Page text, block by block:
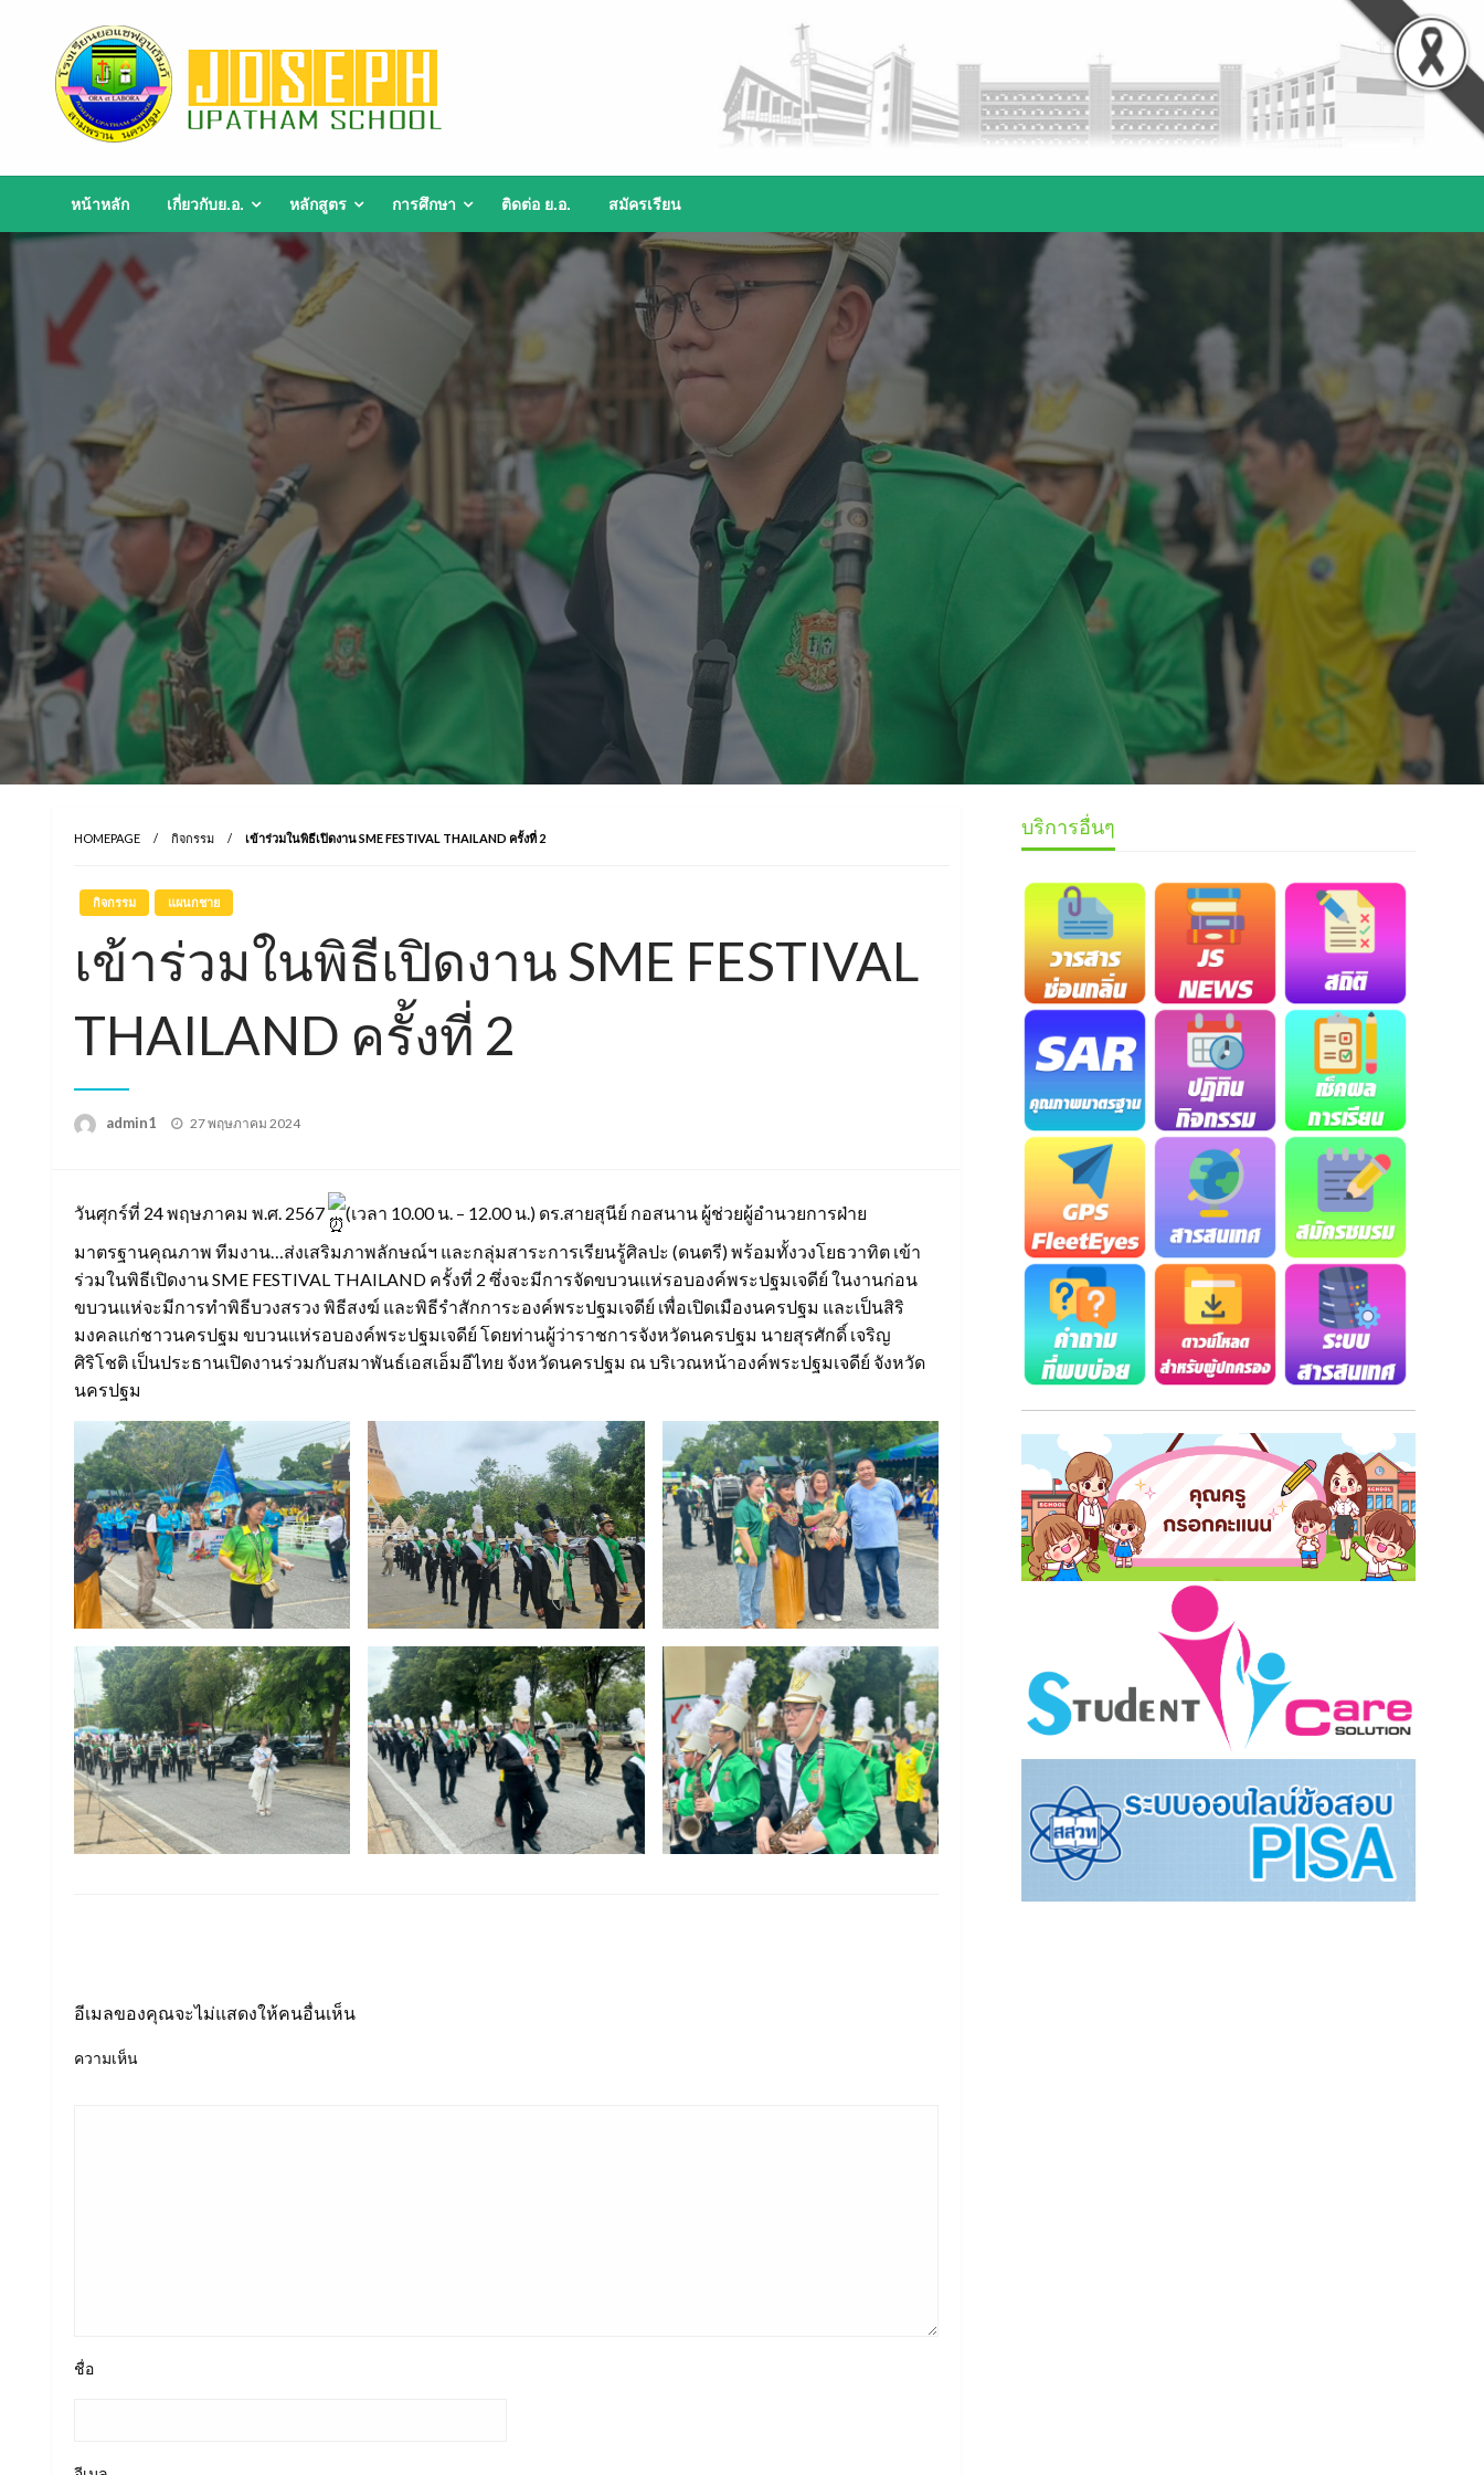
content
หน้าหลัก เกี่ยวกับย.อ. หลักสูตร การศึกษา ติดต่อ ย.อ. สมัครเรียน
HOMEPAGE กิจกรรม เข้าร่วมในพิธีเปิดงาน SME FESTIVAL THAILAND ครั้งที่ 2
กิจกรรม แผนกชาย
เข้าร่วมในพิธีเปิดงาน SME FESTIVAL
THAILAND ครั้งที่ 2
admin1
Posted
27 พฤษภาคม 2024
วันศุกร์ที่ 24 พฤษภาคม พ.ศ. 2567
(เวลา 10.00 น. – 12.00 น.) ดร.สายสุนีย์ กอสนาน ผู้ช่วยผู้อำนวยการฝ่าย
มาตรฐานคุณภาพ ทีมงาน…ส่งเสริมภาพลักษณ์ฯ และกลุ่มสาระการเรียนรู้ศิลปะ (ดนตรี) พร้อมทั้งวงโยธวาทิต เข้า
ร่วมในพิธีเปิดงาน SME FESTIVAL THAILAND ครั้งที่ 2 ซึ่งจะมีการจัดขบวนแห่รอบองค์พระปฐมเจดีย์ ในงานก่อน
ขบวนแห่จะมีการทำพิธีบวงสรวง พิธีสงฆ์ และพิธีรำสักการะองค์พระปฐมเจดีย์ เพื่อเปิดเมืองนครปฐม และเป็นสิริ
มงคลแก่ชาวนครปฐม ขบวนแห่รอบองค์พระปฐมเจดีย์ โดยท่านผู้ว่าราชการจังหวัดนครปฐม นายสุรศักดิ์ เจริญ
ศิริโชติ เป็นประธานเปิดงานร่วมกับสมาพันธ์เอสเอ็มอีไทย จังหวัดนครปฐม ณ บริเวณหน้าองค์พระปฐมเจดีย์ จังหวัด
นครปฐม
อีเมลของคุณจะไม่แสดงให้คนอื่นเห็น
ความเห็น
ชื่อ
บริการอื่นๆ